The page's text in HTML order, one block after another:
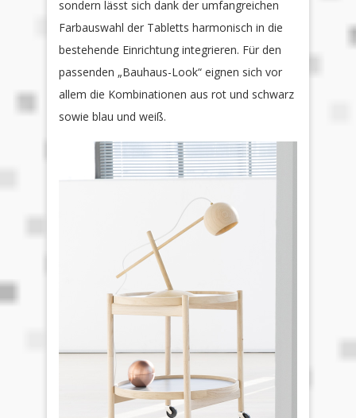
sondern lässt sich dank der umfangreichen
Farbauswahl der Tabletts harmonisch in die
bestehende Einrichtung integrieren. Für den
passenden „Bauhaus-Look“ eignen sich vor
allem die Kombinationen aus rot und schwarz
sowie blau und weiß.